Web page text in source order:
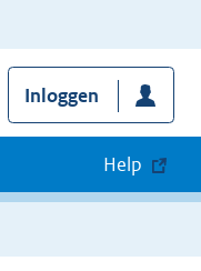
Inloggen
Help